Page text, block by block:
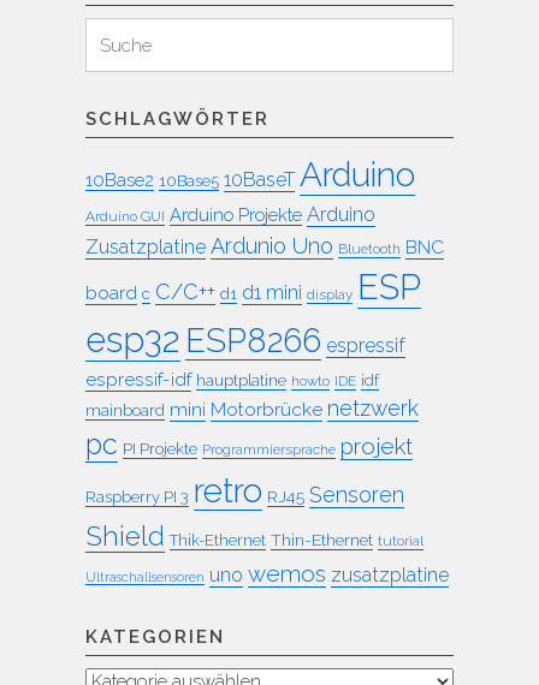
für:
Suchen
SCHLAGWÖRTER
10Base2 10Base5 10BaseT Arduino
Arduino GUI Arduino Projekte Arduino
Zusatzplatine Ardunio Uno Bluetooth BNC
board c C/C++ d1 d1 mini display ESP
esp32 ESP8266 espressif
espressif-idf hauptplatine howto IDE idf
mainboard mini Motorbrücke netzwerk
pc PI Projekte Programmiersprache projekt
Raspberry PI 3 retro RJ45 Sensoren
Shield Thik-Ethernet Thin-Ethernet tutorial
Ultraschallsensoren uno wemos zusatzplatine
KATEGORIEN
Kategorien